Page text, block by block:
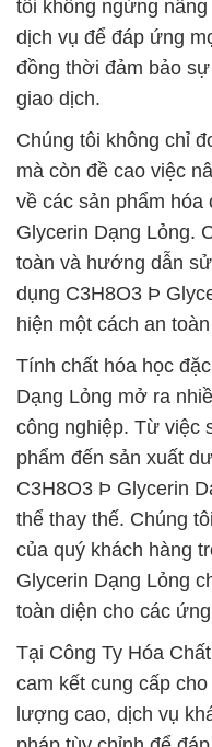
tôi không ngừng
dịch vụ để đáp ứng
đồng thời đảm bảo
giao dịch.
Chúng tôi không chỉ
mà còn đề cao việc
về các sản phẩm hóa
Glycerin Dạng Lỏng.
toàn và hướng dẫn
dụng C3H8O3 Þ
hiện một cách an
Tính chất hóa học
Dạng Lỏng mở ra
công nghiệp. Từ việc
phẩm đến sản xuất
C3H8O3 Þ Glycerin
thể thay thế. Chúng
của quý khách hàng
Glycerin Dạng Lỏng
toàn diện cho các
Tại Công Ty Hóa
cam kết cung cấp
lượng cao, dịch vụ